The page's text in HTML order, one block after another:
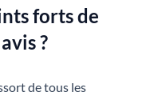
forts de
?
de tous les